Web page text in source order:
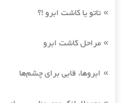
» تاتو یا کاشت ابرو !؟
» مراحل کاشت ابرو
» ابروها، قابی برای چشم‌ها